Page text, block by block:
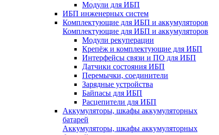
Модули для ИБП
ИБП инженерных систем
Комплектующие для ИБП и аккумуляторов
Комплектующие для ИБП и аккумуляторов
Модули рекуперации
Крепёж и комплектующие для ИБП
Интерфейсы связи и ПО для ИБП
Датчики состояния ИБП
Перемычки, соединители
Зарядные устройства
Байпасы для ИБП
Расцепители для ИБП
Аккумуляторы, шкафы аккумуляторных
батарей
Аккумуляторы, шкафы аккумуляторных